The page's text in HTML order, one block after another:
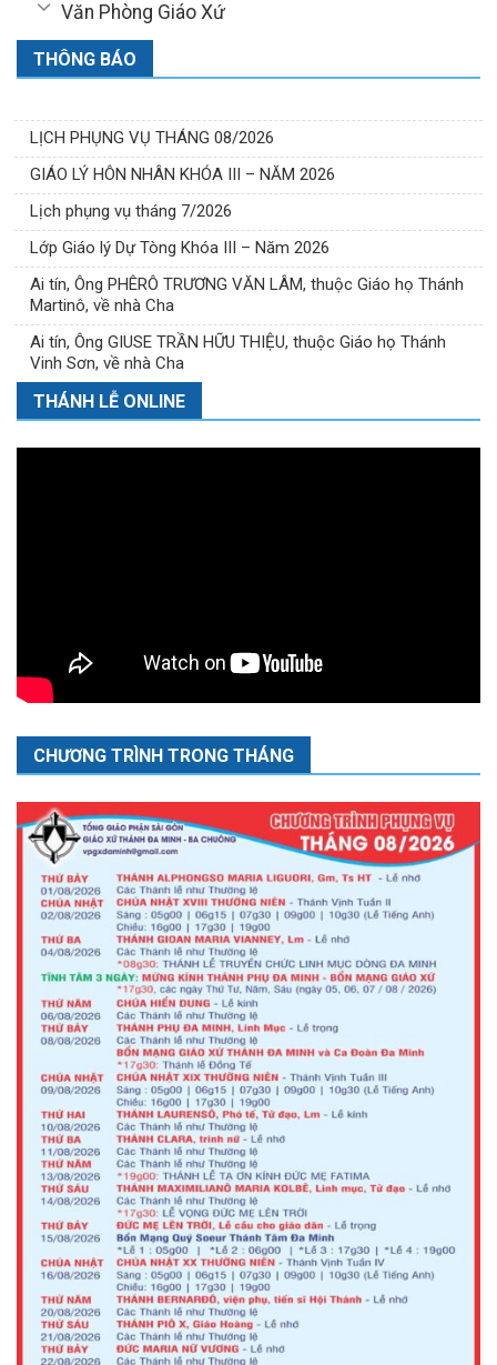
Văn Phòng Giáo Xứ
THÔNG BÁO
LỊCH PHỤNG VỤ THÁNG 08/2026
GIÁO LÝ HÔN NHÂN KHÓA III – NĂM 2026
Lịch phụng vụ tháng 7/2026
Lớp Giáo lý Dự Tòng Khóa III – Năm 2026
Ai tín, Ông PHÊRÔ TRƯƠNG VĂN LÂM, thuộc Giáo họ Thánh
Martinô, về nhà Cha
Ai tín, Ông GIUSE TRẦN HỮU THIỆU, thuộc Giáo họ Thánh
Vinh Sơn, về nhà Cha
THÁNH LỄ ONLINE
CHƯƠNG TRÌNH TRONG THÁNG